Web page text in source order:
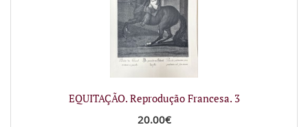
EQUITAÇÃO. Reprodução Francesa. 3
20.00€